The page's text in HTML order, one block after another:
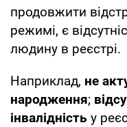
продовжити
режимі, є
людину в реєстрі.
Наприклад, не
народження;
інвалідність у